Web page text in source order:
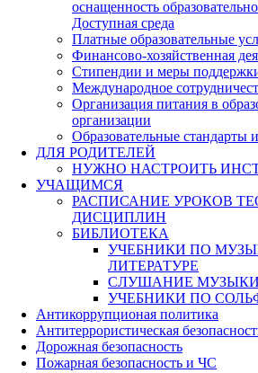
оснащенность
Доступная среда
Платные образовательные
Финансово-хозяйственная
Стипендии и меры
Международное
Организация питания в
организации
Образовательные стандарты
ДЛЯ РОДИТЕЛЕЙ
НУЖНО НАСТРОИТЬ
УЧАЩИМСЯ
РАСПИСАНИЕ УРОКОВ
ДИСЦИПЛИН
БИБЛИОТЕКА
УЧЕБНИКИ ПО
ЛИТЕРАТУРЕ
СЛУШАНИЕ МУЗЫКИ
УЧЕБНИКИ ПО
Антикоррупционая политика
Антитеррористическая
Дорожная безопасность
Пожарная безопасность и ЧС